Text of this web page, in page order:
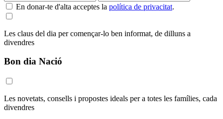
En donar-te d'alta acceptes la política de privacitat.
Les claus del dia per començar-lo ben informat, de dilluns a
divendres
Bon dia Nació
Les novetats, consells i propostes ideals per a totes les famílies, cada
divendres